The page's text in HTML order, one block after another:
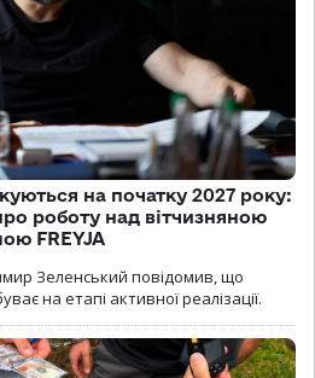
на початку 2027 року:
роботу над вітчизняною
FREYJA
Зеленський повідомив, що
на етапі активної реалізації.